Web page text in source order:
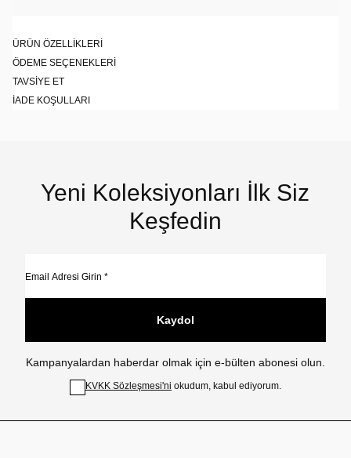
ÜRÜN ÖZELLIKLERI
ÖDEME SEÇENEKLERI
TAVSIYE ET
İADE KOŞULLARI
Yeni Koleksiyonları İlk Siz
Keşfedin
Kaydol
Kampanyalardan haberdar olmak için e-bülten abonesi olun.
KVKK Sözleşmesi'ni okudum, kabul ediyorum.